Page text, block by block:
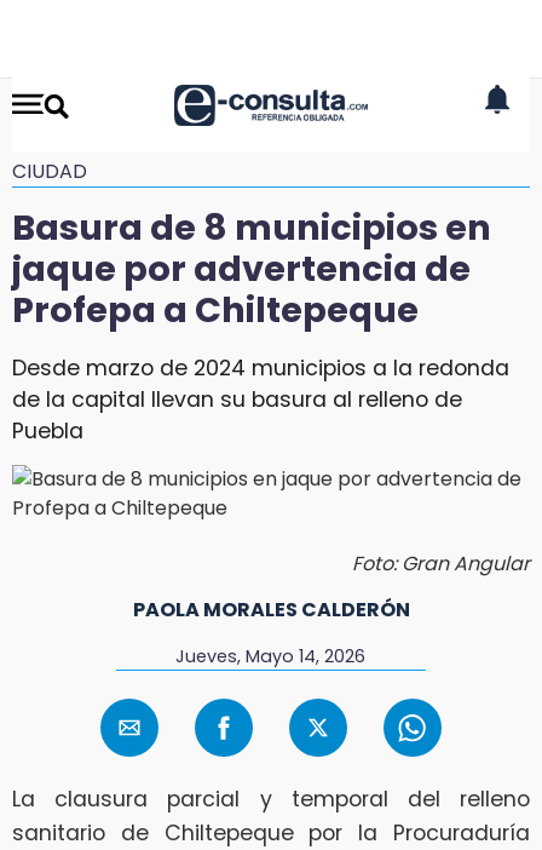
CIUDAD
Basura de 8 municipios en
jaque por advertencia de
Profepa a Chiltepeque
Desde marzo de 2024 municipios a la redonda
de la capital llevan su basura al relleno de
Puebla
Foto: Gran Angular
PAOLA MORALES CALDERÓN
Jueves, Mayo 14, 2026
La clausura parcial y temporal del relleno
sanitario de Chiltepeque por la Procuraduría